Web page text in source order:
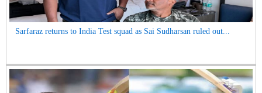
Sarfaraz returns to India Test squad as Sai Sudharsan ruled out...